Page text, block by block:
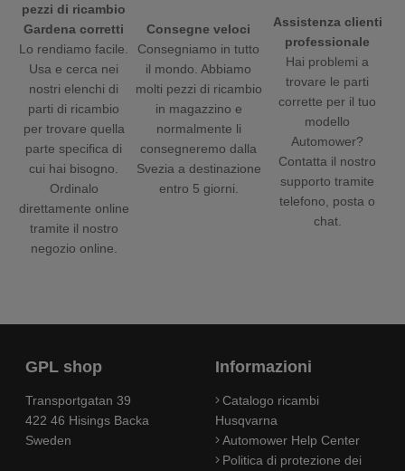
pezzi di ricambio
Gardena corretti
Lo rendiamo facile.
Usa e cerca nei
nostri elenchi di
parti di ricambio
per trovare quella
parte specifica di
cui hai bisogno.
Ordinalo
direttamente online
tramite il nostro
negozio online.
Consegne veloci
Consegniamo in tutto
il mondo. Abbiamo
molti pezzi di ricambio
in magazzino e
normalmente li
consegneremo dalla
Svezia a destinazione
entro 5 giorni.
Assistenza clienti
professionale
Hai problemi a
trovare le parti
corrette per il tuo
modello
Automower?
Contatta il nostro
supporto tramite
telefono, posta o
chat.
GPL shop
Transportgatan 39
422 46 Hisings Backa
Sweden
Informazioni
Catalogo ricambi
Husqvarna
Automower Help Center
Politica di protezione dei